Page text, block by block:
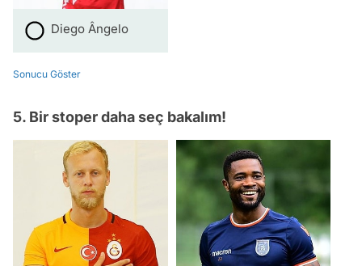
Diego Ângelo
Sonucu Göster
5. Bir stoper daha seç bakalım!